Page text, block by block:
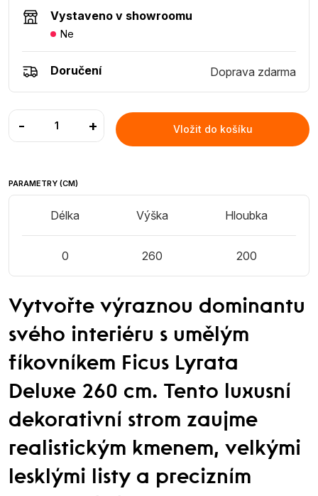
Vystaveno v showroomu
Ne
Doručení Doprava zdarma
- + Vložit do košíku
PARAMETRY (CM)
Délka
0
Výška
260
Hloubka
200
Vytvořte výraznou dominantu
svého interiéru s umělým
fíkovníkem Ficus Lyrata
Deluxe 260 cm. Tento luxusní
dekorativní strom zaujme
realistickým kmenem, velkými
lesklými listy a precizním